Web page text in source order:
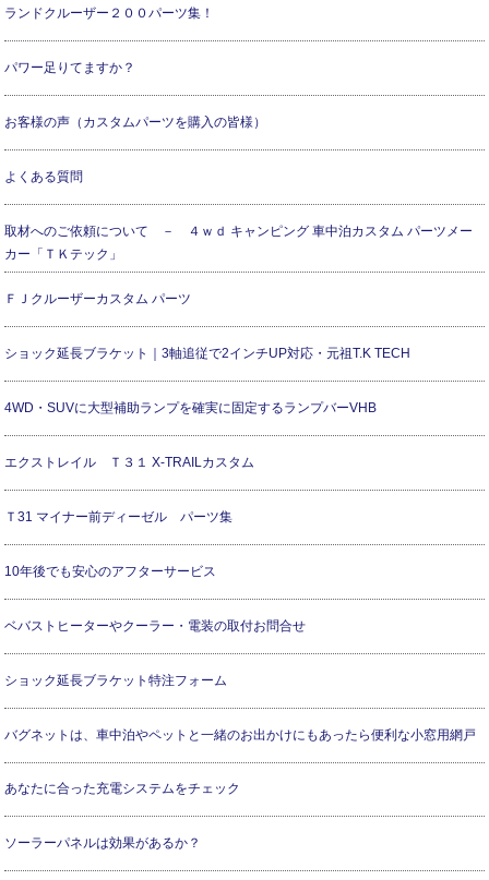
ランドクルーザー２００パーツ集！
パワー足りてますか？
お客様の声（カスタムパーツを購入の皆様）
よくある質問
取材へのご依頼について － ４ｗｄ キャンピング 車中泊カスタム パーツメー
カー「ＴＫテック」
ＦＪクルーザーカスタム パーツ
ショック延長ブラケット｜3軸追従で2インチUP対応・元祖T.K TECH
4WD・SUVに大型補助ランプを確実に固定するランプバーVHB
エクストレイル Ｔ３１ X-TRAILカスタム
Ｔ31 マイナー前ディーゼル パーツ集
10年後でも安心のアフターサービス
ベバストヒーターやクーラー・電装の取付お問合せ
ショック延長ブラケット特注フォーム
バグネットは、車中泊やペットと一緒のお出かけにもあったら便利な小窓用網戸
あなたに合った充電システムをチェック
ソーラーパネルは効果があるか？